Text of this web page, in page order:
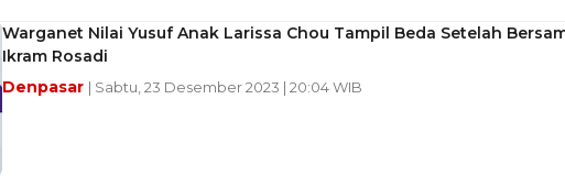
Warganet Nilai Yusuf Anak Larissa Chou Tampil Beda Setelah
Ikram Rosadi
Denpasar | Sabtu, 23 Desember 2023 | 20:04 WIB